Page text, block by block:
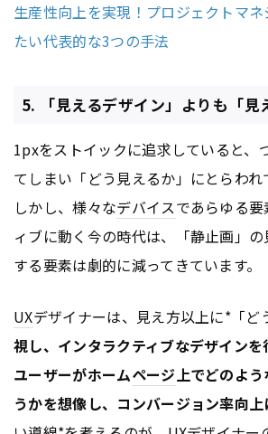
生産性向上を実現！プロジェクトマ
たい代表的な3つの手法
5. 「見えるデザイン」よりも「見
1pxをストイックに追求していると、
てしまい「どう見えるか」にとらわれ
しかし、様々なデバイスであらゆる
ィブに動く今の時代は、「静止画」
する要素は劇的に減ってきています。
UXデザイナーは、見え方以上に*「ど
視し、インタラクティブなデザインを
ユーザーがホームページ 上でどのよ
うかを想像し、コンバージョン率向